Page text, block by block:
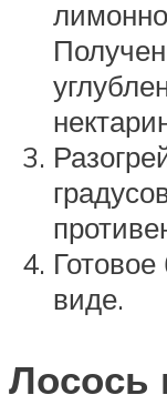
виде.
Лосось